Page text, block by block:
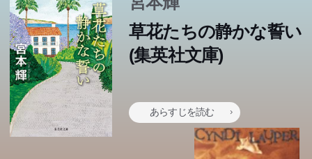
草花たちの静かな誓い
(集英社文庫)
あらすじを読む